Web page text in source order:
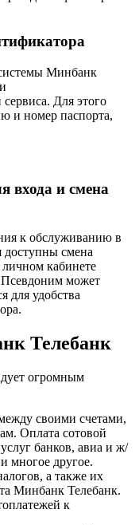
Минбанк
Для этого
и номер паспорта,
входа и смена
к обслуживанию в
доступны смена
кабинете
Псевдоним может
для удобства
Телебанк
огромным
своими счетами,
Оплата сотовой
банков, авиа и ж/
многое другое.
а также их
Минбанк Телебанк.
к